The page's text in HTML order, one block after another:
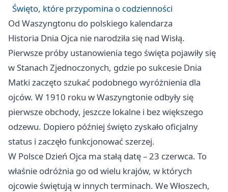
Święto, które przypomina o codzienności
Od Waszyngtonu do polskiego kalendarza
Historia Dnia Ojca nie narodziła się nad Wisłą.
Pierwsze próby ustanowienia tego święta pojawiły się
w Stanach Zjednoczonych, gdzie po sukcesie Dnia
Matki zaczęto szukać podobnego wyróżnienia dla
ojców. W 1910 roku w Waszyngtonie odbyły się
pierwsze obchody, jeszcze lokalne i bez większego
odzewu. Dopiero później święto zyskało oficjalny
status i zaczęło funkcjonować szerzej.
W Polsce Dzień Ojca ma stałą datę – 23 czerwca. To
właśnie odróżnia go od wielu krajów, w których
ojcowie świętują w innych terminach. We Włoszech,